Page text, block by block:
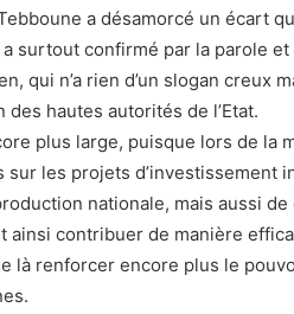
a désamorcé un écart
surtout confirmé par la parole
qui n’a rien d’un slogan creux
des hautes autorités de l’Etat.
plus large, puisque lors de la
les projets d’investissement
nationale, mais aussi
ainsi contribuer de manière
là renforcer encore plus le